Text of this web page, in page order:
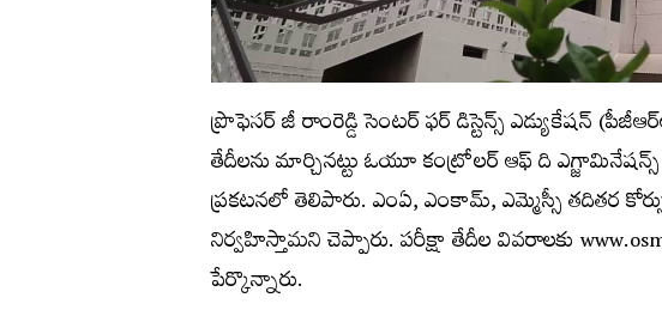
ప్రొఫెసర్‌ జీ రాంరెడ్డి సెంటర్‌ ఫర్‌ డిస్టెన్స్​‍ ఎడ్యుకేషన్‌
తేదీలను మార్చినట్టు ఓయూ కంట్రోలర్‌ ఆఫ్‌ ది ఎగ్జామినేషన్స్​‍
ప్రకటనలో తెలిపారు. ఎంఏ, ఎంకామ్‌, ఎమ్మెస్సీ తదితర
నిర్వహిస్తామని చెప్పారు. పరీక్షా తేదీల వివరాలకు
పేర్కొన్నారు.